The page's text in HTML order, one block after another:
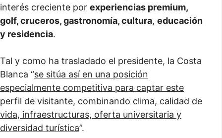
interés creciente por experiencias premium,
golf, cruceros, gastronomía, cultura, educación
y residencia.
Tal y como ha trasladado el presidente, la Costa
Blanca “se sitúa así en una posición
especialmente competitiva para captar este
perfil de visitante, combinando clima, calidad de
vida, infraestructuras, oferta universitaria y
diversidad turística”.